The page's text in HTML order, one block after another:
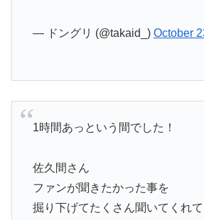
— ドングリ (@takaid_) October
1時間あっという間でした！
佐久間さん
ファンが聞きたかった事を
掘り下げてたくさん聞いてくれて